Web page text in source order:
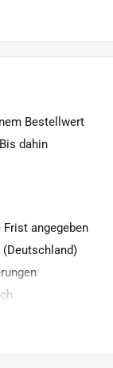
Bestellwert
dahin
angegeben
Sie, dass an